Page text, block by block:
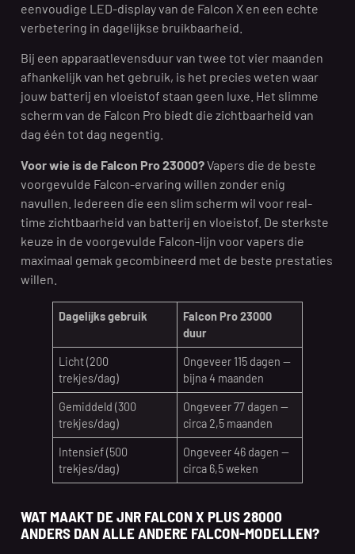
eenvoudige LED-display van de Falcon X en een echte
verbetering in dagelijkse bruikbaarheid.
Bij een apparaatlevensduur van twee tot vier maanden
afhankelijk van het gebruik, is het precies weten waar
jouw batterij en vloeistof staan geen luxe. Het slimme
scherm van de Falcon Pro biedt die zichtbaarheid van
dag één tot dag negentig.
Voor wie is de Falcon Pro 23000?Vapers die de beste
voorgevulde Falcon-ervaring willen zonder enig
navullen. Iedereen die een slim scherm wil voor real-
time zichtbaarheid van batterij en vloeistof. De sterkste
keuze in de voorgevulde Falcon-lijn voor vapers die
maximaal gemak gecombineerd met de beste prestaties
willen.
Dagelijks gebruik
Falcon Pro 23000
duur
Licht (200
trekjes/dag)
Ongeveer 115 dagen —
bijna 4 maanden
Gemiddeld (300
trekjes/dag)
Ongeveer 77 dagen —
circa 2,5 maanden
Intensief (500
trekjes/dag)
Ongeveer 46 dagen —
circa 6,5 weken
WAT MAAKT DE JNR FALCON X PLUS 28000
ANDERS DAN ALLE ANDERE FALCON-MODELLEN?